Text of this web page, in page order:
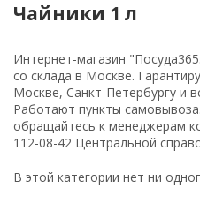
Чайники 1 л
Интернет-магазин
со склада в Москве.
Москве, Санкт-Петербургу и
Работают пункты
обращайтесь к менеджерам
112-08-42 Центральной
В этой категории нет ни